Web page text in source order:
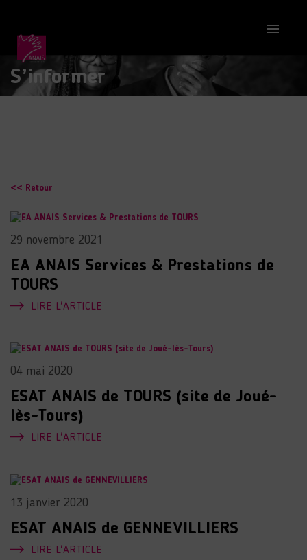

S’informer
<< Retour
29 novembre 2021
EA ANAIS Services & Prestations de
TOURS
LIRE L'ARTICLE
04 mai 2020
ESAT ANAIS de TOURS (site de Joué-
lès-Tours)
LIRE L'ARTICLE
13 janvier 2020
ESAT ANAIS de GENNEVILLIERS
LIRE L'ARTICLE